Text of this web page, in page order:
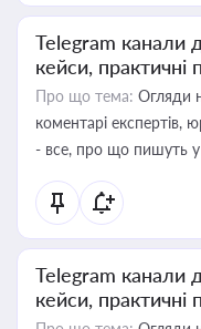
Telegram канали
кейси, практичні
Про що тема: Огляди
коментарі експертів,
- все, про що пишуть у
Telegram канали
кейси, практичні